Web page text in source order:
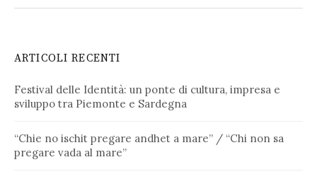
ARTICOLI RECENTI
Festival delle Identità: un ponte di cultura, impresa e
sviluppo tra Piemonte e Sardegna
“Chie no ischit pregare andhet a mare” / “Chi non sa
pregare vada al mare”